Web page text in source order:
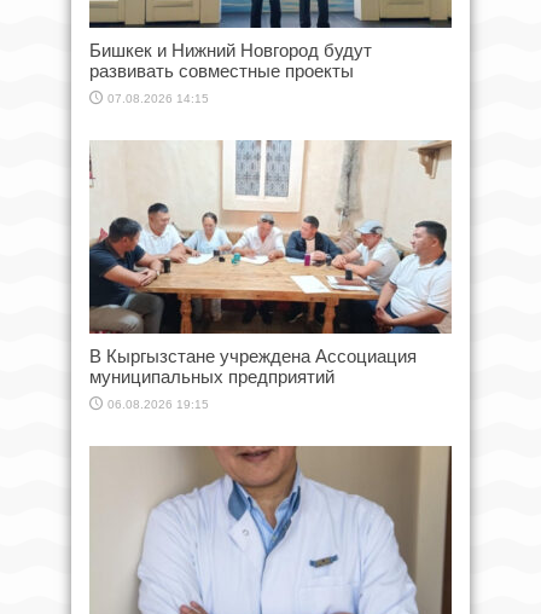
Бишкек и Нижний Новгород будут
развивать совместные проекты
07.08.2026 14:15
В Кыргызстане учреждена Ассоциация
муниципальных предприятий
06.08.2026 19:15